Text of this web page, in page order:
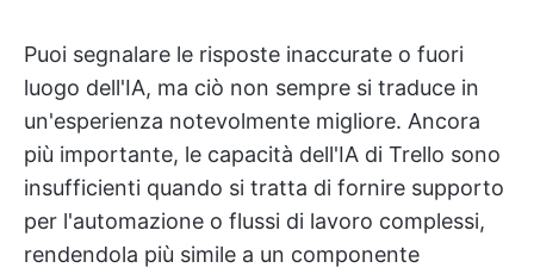
Puoi segnalare le risposte inaccurate o fuori
luogo dell'IA, ma ciò non sempre si traduce in
un'esperienza notevolmente migliore. Ancora
più importante, le capacità dell'IA di Trello sono
insufficienti quando si tratta di fornire supporto
per l'automazione o flussi di lavoro complessi,
rendendola più simile a un componente